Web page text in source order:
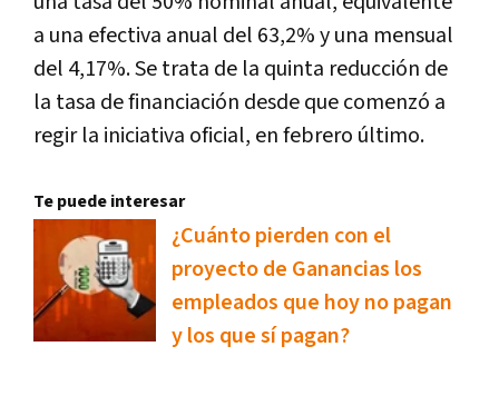
a una efectiva anual del 63,2% y una mensual
del 4,17%. Se trata de la quinta reducción de
la tasa de financiación desde que comenzó a
regir la iniciativa oficial, en febrero último.
Te puede interesar
¿Cuánto pierden con el
proyecto de Ganancias los
empleados que hoy no pagan
y los que sí pagan?